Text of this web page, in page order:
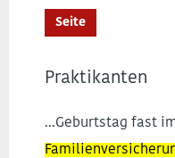
Seite
Praktikanten
...Geburtstag fast